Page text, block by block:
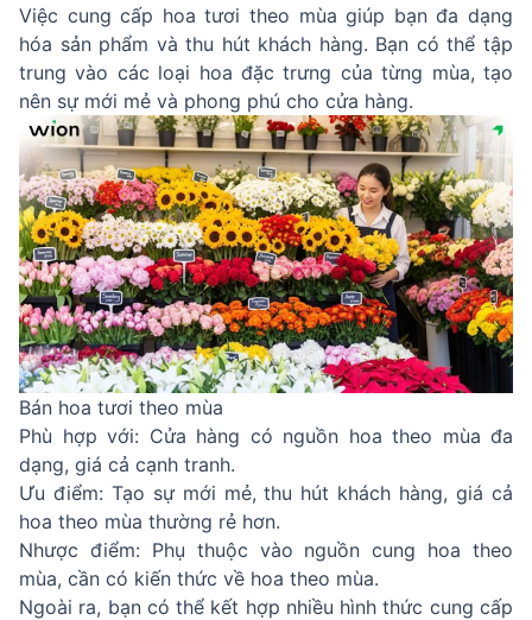
Việc cung cấp hoa tươi theo mùa giúp bạn đa dạng
hóa sản phẩm và thu hút khách hàng. Bạn có thể tập
trung vào các loại hoa đặc trưng của từng mùa, tạo
nên sự mới mẻ và phong phú cho cửa hàng.
Bán hoa tươi theo mùa
Phù hợp với: Cửa hàng có nguồn hoa theo mùa đa
dạng, giá cả cạnh tranh.
Ưu điểm: Tạo sự mới mẻ, thu hút khách hàng, giá cả
hoa theo mùa thường rẻ hơn.
Nhược điểm: Phụ thuộc vào nguồn cung hoa theo
mùa, cần có kiến thức về hoa theo mùa.
Ngoài ra, bạn có thể kết hợp nhiều hình thức cung cấp